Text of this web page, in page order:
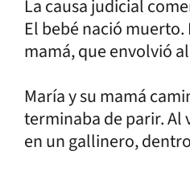
La causa judicial
El bebé nació
mamá, que envolvió
María y su mamá
terminaba de parir. Al
en un gallinero,